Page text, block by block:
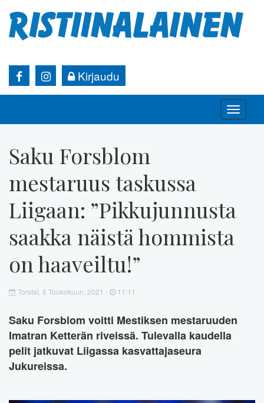
Kirjaudu
Toggle
Saku Forsblom
mestaruus taskussa
Liigaan: ”Pikkujunnusta
saakka näistä hommista
on haaveiltu!”
Torstai, 6 Toukokuun, 2021 - 11:11
Saku Forsblom voitti Mestiksen mestaruuden
Imatran Ketterän riveissä. Tulevalla kaudella
pelit jatkuvat Liigassa kasvattajaseura
Jukureissa.